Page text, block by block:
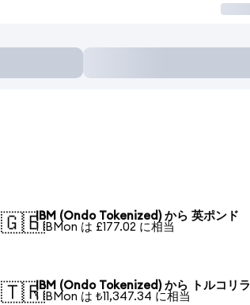
🇬🇧IBM (Ondo Tokenized) から 英ポンド
1 IBMon は £177.02 に相当
🇹🇷IBM (Ondo Tokenized) から トルコリラ
1 IBMon は ₺11,347.34 に相当